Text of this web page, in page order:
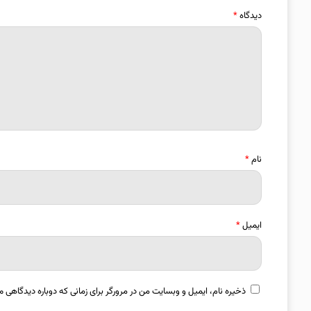
دیدگاه*
نام*
ایمیل*
ذخیره نام، ایمیل و وبسایت من در مرورگر برای زمانی که دوباره